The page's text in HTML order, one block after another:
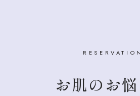
RESERVATION
お肌のお悩